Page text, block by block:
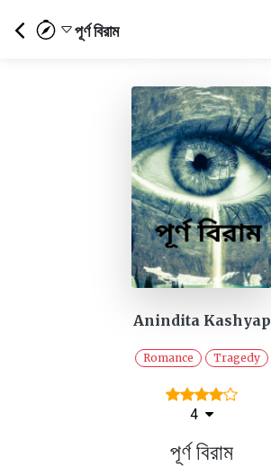
পূর্ণ বিরাম
Anindita Kashyap
Romance Tragedy
4
পূর্ণ বিরাম